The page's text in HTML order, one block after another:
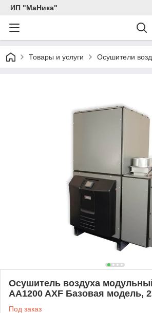
ИП "МаНика"
Товары и услуги Осушители
Осушитель воздуха
AA1200 AXF Базовая модель,
Под заказ